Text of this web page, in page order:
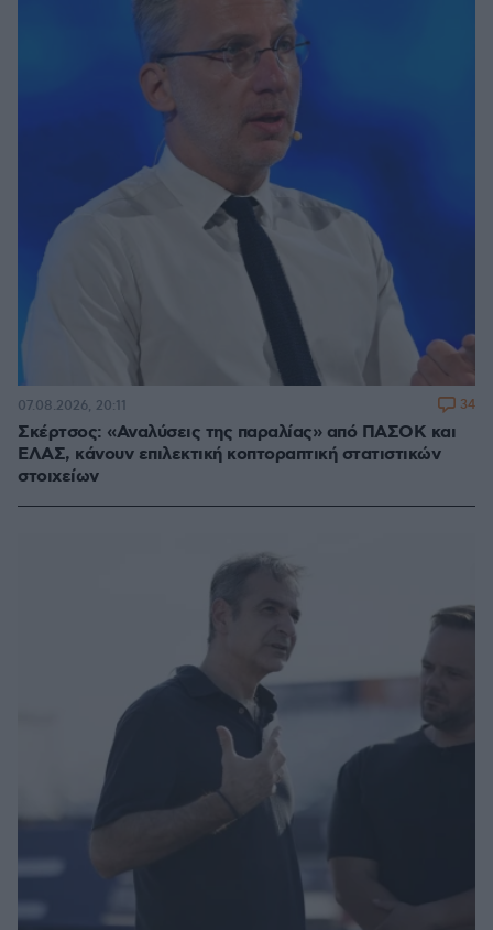
Σκέρτσος: «Αναλύσεις της παραλίας» από ΠΑΣΟΚ και
ΕΛΑΣ, κάνουν επιλεκτική κοπτοραπτική στατιστικών
στοιχείων
07.08.2026, 20:11 34